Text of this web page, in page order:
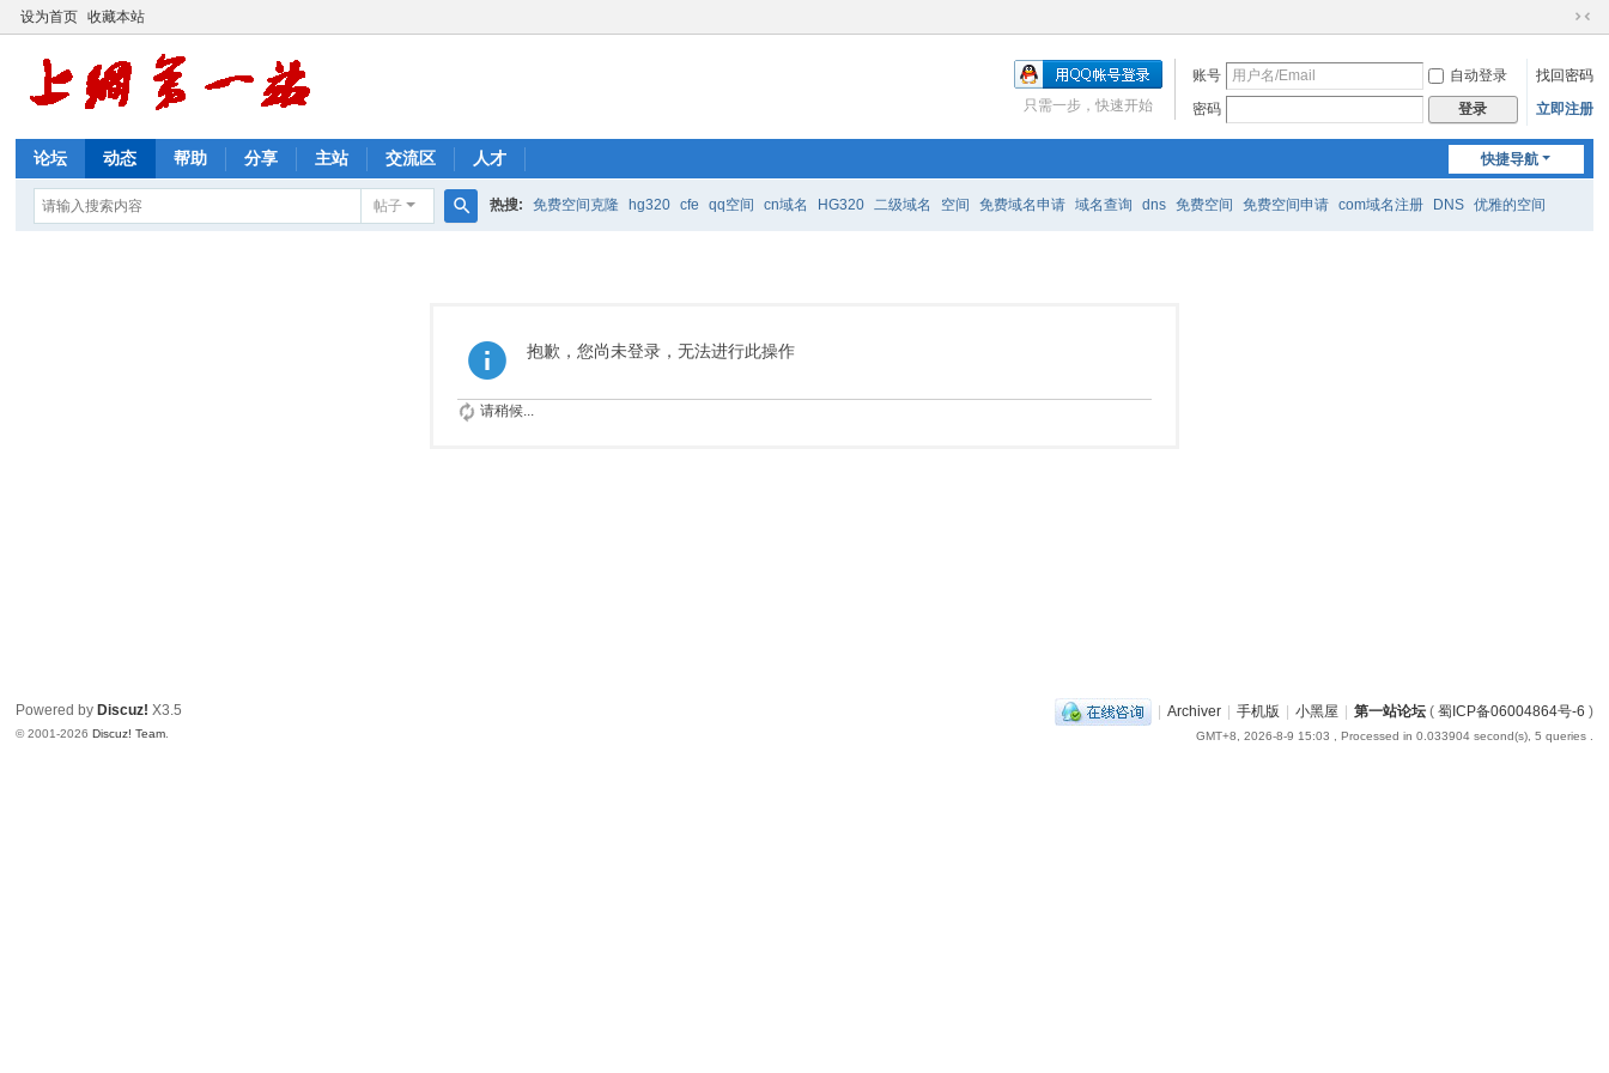
设为首页 收藏本站
切
到
窄
账号 自动登录
找回密码
密码
登录 立即注册
只需一步，快速开始
快捷导航
论坛 动态 帮助 分享 主站 交流区 人才
帖子 热搜: 免费空间克隆 hg320 cfe qq空间 cn域名 HG320 二级域名 空间 免费域名申请 域名查询 dns 免费空间 免费空间申请 com域名注册 DNS 优雅的空间
抱歉，您尚未登录，无法进行此操作
请稍候...
| Archiver | 手机版 | 小黑屋 | 第一站论坛( 蜀ICP备06004864号-6 )
GMT+8, 2026-8-9 15:03 , Processed in 0.033904 second(s), 5 queries .
Powered by Discuz! X3.5
© 2001-2026Discuz! Team